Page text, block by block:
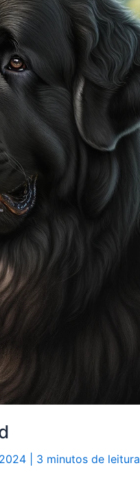
3 minutos de leitura